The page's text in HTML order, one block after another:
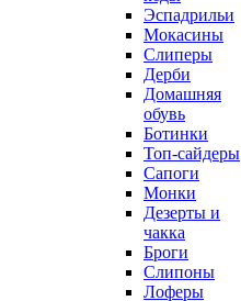
Эспадрильи
Мокасины
Слиперы
Дерби
Домашняя
обувь
Ботинки
Топ-сайдеры
Сапоги
Монки
Дезерты и
чакка
Броги
Слипоны
Лоферы